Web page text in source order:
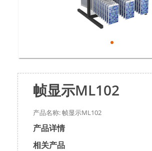
帧显示ML102
产品名称: 帧显示ML102
产品详情
相关产品